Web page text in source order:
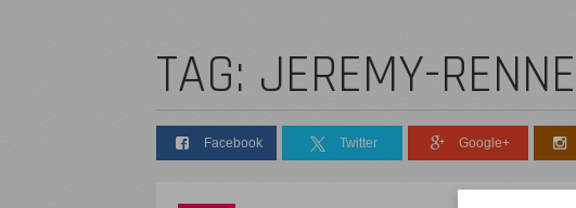
TAG: JEREMY-
Facebook Twitter Google+